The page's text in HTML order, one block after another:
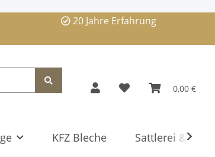
20 Jahre Erfahrung
0,00 €
KFZ Bleche Sattlerei &